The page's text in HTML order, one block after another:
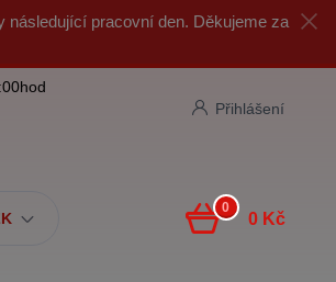
následující pracovní den. Děkujeme za
Přihlášení
0
0 Kč